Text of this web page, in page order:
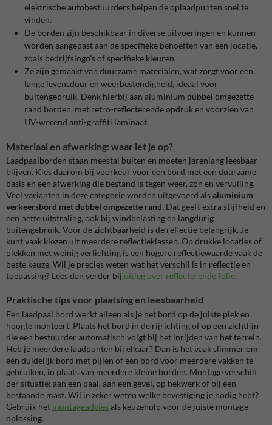
elektrische autobestuurders helpen de oplaadpunten snel te
vinden​​.
De borden zijn beschikbaar in diverse uitvoeringen en kunnen
worden aangepast aan de specifieke behoeften van een locatie,
zoals bedrijfslogo's of specifieke kleuren.
Ze zijn gemaakt van duurzame materialen, wat zorgt voor een
lange levensduur en weerbestendigheid, ideaal voor
buitengebruik. Denk hierbij aan aluminium dubbel omgezette
rand borden, met retro-reflecterende opdruk en voorzien van
UV-werend anti-graffiti laminaat.
Materiaal en afwerking: waar let je op?
Laadpaalborden staan meestal buiten en moeten jarenlang leesbaar
blijven. Kies daarom bij voorkeur voor een bord met een duurzame
basis en een afwerking die bestand is tegen weer, zon en vervuiling.
Veel varianten in deze categorie worden uitgevoerd alsaluminium
verkeersbord met dubbel omgezette rand. Dat geeft extra stijfheid en
een nette uitstraling, ook bij windbelasting en langdurig
buitengebruik. Voor de zichtbaarheid is de reflectie belangrijk. Je
kunt vaak kiezen uit meerdere reflectieklassen. Op drukke locaties of
plekken met weinig verlichting is een hogere reflectiewaarde vaak de
beste keuze. Wil je precies weten wat het verschil is in reflectie en
toepassing? Lees dan verder bij uitleg over reflecterende folie.
Praktische tips voor plaatsing en leesbaarheid
Een laadpaal bord werkt alleen als je het bord op de juiste plek en
hoogte monteert. Plaats het bord in de rijrichting of op een zichtlijn
die een bestuurder automatisch volgt bij het inrijden van het terrein.
Heb je meerdere laadpunten bij elkaar? Dan is het vaak slimmer om
één duidelijk bord met pijlen of een bord voor meerdere vakken te
gebruiken, in plaats van meerdere kleine borden. Montage verschilt
per situatie: aan een paal, aan een gevel, op hekwerk of bij een
bestaande mast. Wil je zeker weten welke bevestiging je nodig hebt?
Gebruik het montageadviesals keuzehulp voor de juiste montage-
oplossing.